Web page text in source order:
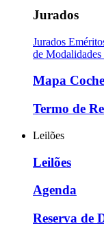
Jurados
Jurados
de
Mapa
Termo de
Leilões
Leilões
Agenda
Reserva de